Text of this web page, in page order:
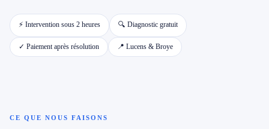
📱 Réparation téléphone par marque
⚡ Intervention sous 2 heures 🔍 Diagnostic gratuit
✓ Paiement après résolution 📍 Lucens & Broye
CE QUE NOUS FAISONS